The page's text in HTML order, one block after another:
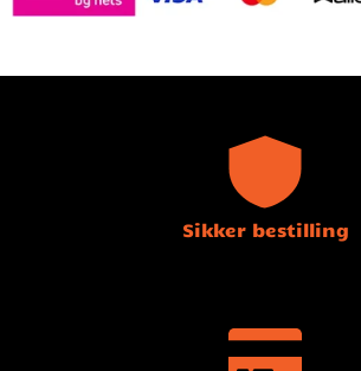
Sikker bestilling